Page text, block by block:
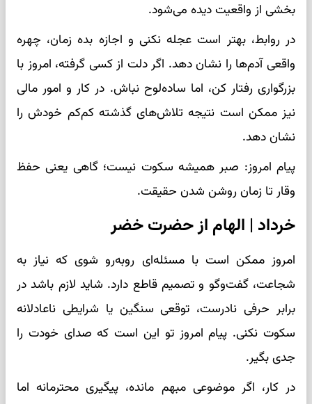
بخشی از واقعیت دیده می‌شود.
در روابط، بهتر است عجله نکنی و اجازه بده زمان، چهره
واقعی آدم‌ها را نشان دهد. اگر دلت از کسی گرفته، امروز با
بزرگواری رفتار کن، اما ساده‌لوح نباش. در کار و امور مالی
نیز ممکن است نتیجه تلاش‌های گذشته کم‌کم خودش را
نشان دهد.
پیام امروز: صبر همیشه سکوت نیست؛ گاهی یعنی حفظ
وقار تا زمان روشن شدن حقیقت.
خرداد | الهام از حضرت خضر
امروز ممکن است با مسئله‌ای روبه‌رو شوی که نیاز به
شجاعت، گفت‌وگو و تصمیم قاطع دارد. شاید لازم باشد در
برابر حرفی نادرست، توقعی سنگین یا شرایطی ناعادلانه
سکوت نکنی. پیام امروز تو این است که صدای خودت را
جدی بگیر.
در کار، اگر موضوعی مبهم مانده، پیگیری محترمانه اما